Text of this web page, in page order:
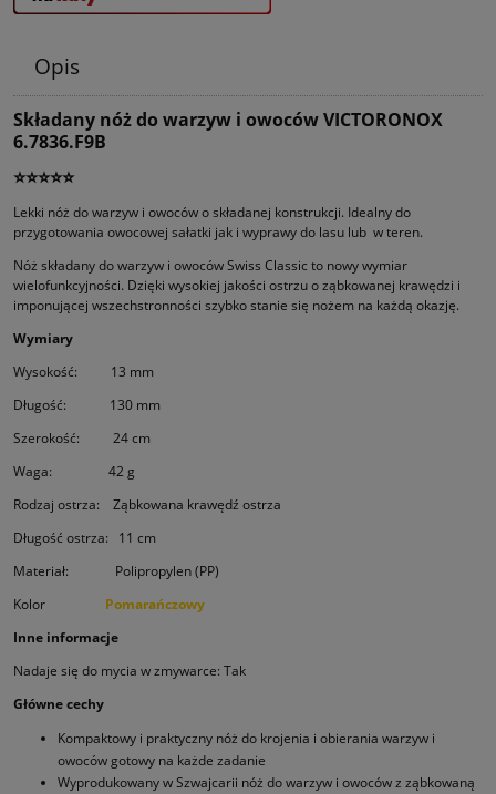
Opis
Składany nóż do warzyw i owoców VICTORONOX
6.7836.F9B
⭐⭐⭐⭐⭐
Lekki nóż do warzyw i owoców o składanej konstrukcji. Idealny do
przygotowania owocowej sałatki jak i wyprawy do lasu lub w teren.
Nóż składany do warzyw i owoców Swiss Classic to nowy wymiar
wielofunkcyjności. Dzięki wysokiej jakości ostrzu o ząbkowanej krawędzi i
imponującej wszechstronności szybko stanie się nożem na każdą okazję.
Wymiary
Wysokość: 13 mm
Długość: 130 mm
Szerokość: 24 cm
Waga: 42 g
Rodzaj ostrza: Ząbkowana krawędź ostrza
Długość ostrza: 11 cm
Materiał: Polipropylen (PP)
Kolor Pomarańczowy
Inne informacje
Nadaje się do mycia w zmywarce: Tak
Główne cechy
Kompaktowy i praktyczny nóż do krojenia i obierania warzyw i
owoców gotowy na każde zadanie
Wyprodukowany w Szwajcarii nóż do warzyw i owoców z ząbkowaną